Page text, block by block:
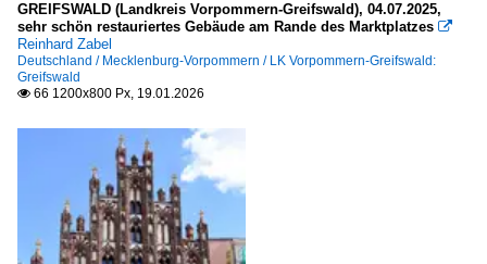
Poznań (Posen)
Woiwodschaft Lebus (lubuskie)
Gorzow Wielkopolski (Landsberg)
Kostrzyn nad Odrą (Küstrin)
Słubice (Frankfurt/Oder-Dammvorstadt)
Woiwodschaft Niederschlesien (dolnoslaskie)
Wroclaw (Breslau)
GREIFSWALD (Landkreis Vorpommern-Greifswald), 04.07.2025,
sehr schön restauriertes Gebäude am Rande des Marktplatzes 
Reinhard Zabel
Deutschland / Mecklenburg-Vorpommern / LK Vorpommern-Greifswald:
Greifswald
 66 1200x800 Px, 19.01.2026